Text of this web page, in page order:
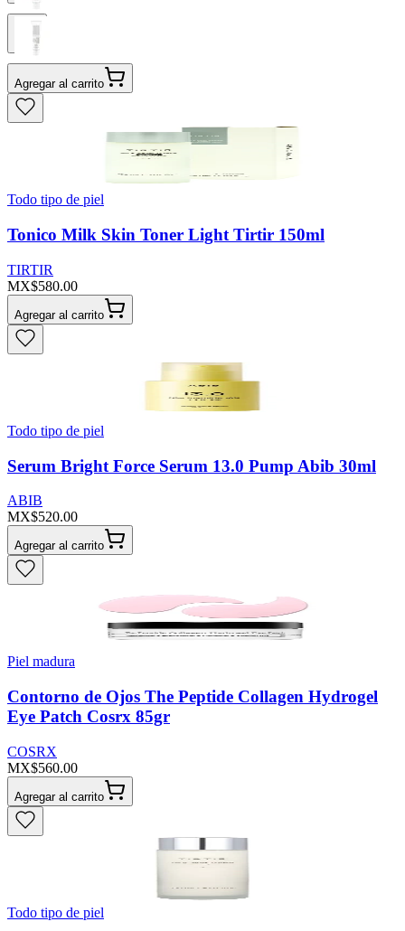
Agregar al carrito
Todo tipo de piel
Tonico Milk Skin Toner Light Tirtir 150ml
TIRTIR
MX$580.00
Agregar al carrito
Todo tipo de piel
Serum Bright Force Serum 13.0 Pump Abib 30ml
ABIB
MX$520.00
Agregar al carrito
Piel madura
Contorno de Ojos The Peptide Collagen Hydrogel
Eye Patch Cosrx 85gr
COSRX
MX$560.00
Agregar al carrito
Todo tipo de piel